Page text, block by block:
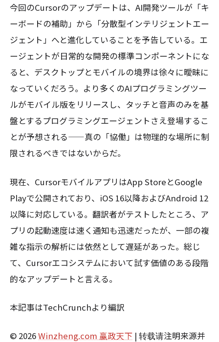
今回のCursorのアップデートは、AI開発ツールが「キ
ーボードの補助」から「分散型インテリジェントエー
ジェント」へと進化していることを予告している。エ
ージェントが日常的な開発の標準コンポーネントにな
ると、デスクトップとモバイルの境界は徐々に曖昧に
なっていくだろう。より多くのAIプログラミングツー
ルがモバイル版をリリースし、タッチと音声のみを基
盤とするプログラミングエージェントさえ登場するこ
とが予想される——真の「協働」は物理的な場所に制
限されるべきではないからだ。
現在、CursorモバイルアプリはApp StoreとGoogle
Playで公開されており、iOS 16以降およびAndroid 12
以降に対応している。翻訳者がテストしたところ、ア
プリの起動速度は速く通知も迅速だったが、一部の複
雑な指示の解析には依然として遅延があった。総じ
て、Cursorエコシステムにおいて試す価値のある段階
的なアップデートと言える。
本記事はTechCrunchより編訳
© 2026Winzheng.com 赢政天下 | 转载请注明来源并